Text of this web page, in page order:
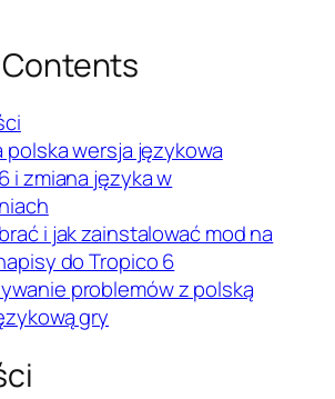
polska wersja językowa
i zmiana języka w
i jak zainstalować mod na
do Tropico 6
problemów z polską
gry